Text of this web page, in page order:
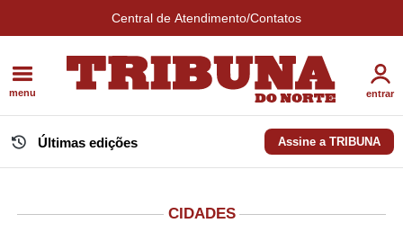
Central de Atendimento/Contatos
menu entrar
Últimas edições Assine a TRIBUNA
CIDADES